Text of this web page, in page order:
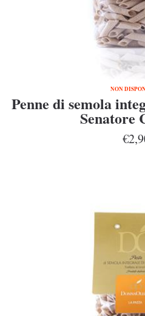
NON
Penne di semola
Senatore